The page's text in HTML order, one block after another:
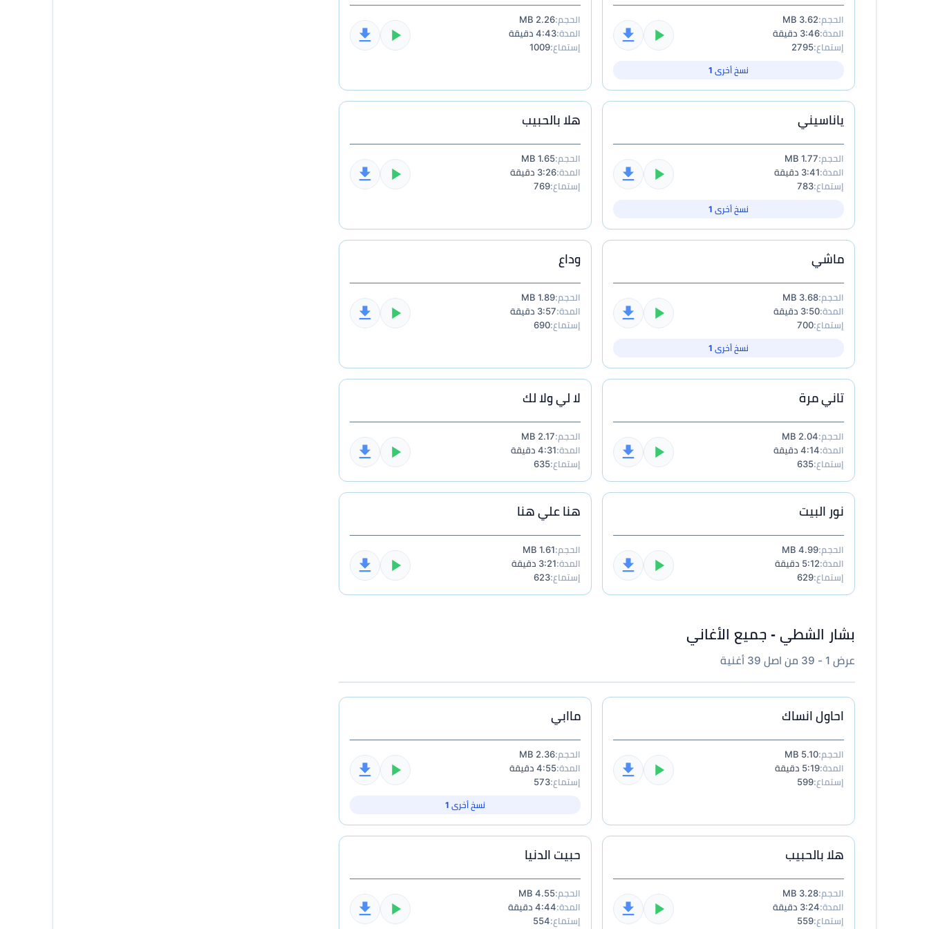
الحجم:3.62 MB
المدة:3:46 دقيقة
إستماع:2795
نسخ أخرى 1
الحجم:2.26 MB
المدة:4:43 دقيقة
إستماع:1009
ياناسيني
الحجم:1.77 MB
المدة:3:41 دقيقة
إستماع:783
نسخ أخرى 1
هلا بالحبيب
الحجم:1.65 MB
المدة:3:26 دقيقة
إستماع:769
ماشي
الحجم:3.68 MB
المدة:3:50 دقيقة
إستماع:700
نسخ أخرى 1
وداع
الحجم:1.89 MB
المدة:3:57 دقيقة
إستماع:690
تاني مرة
الحجم:2.04 MB
المدة:4:14 دقيقة
إستماع:635
لا لي ولا لك
الحجم:2.17 MB
المدة:4:31 دقيقة
إستماع:635
نور البيت
الحجم:4.99 MB
المدة:5:12 دقيقة
إستماع:629
هنا علي هنا
الحجم:1.61 MB
المدة:3:21 دقيقة
إستماع:623
بشار الشطي - جميع الأغاني
عرض 1 - 39 من اصل 39 أغنية
احاول انساك
الحجم:5.10 MB
المدة:5:19 دقيقة
إستماع:599
ماابي
الحجم:2.36 MB
المدة:4:55 دقيقة
إستماع:573
نسخ أخرى 1
هلا بالحبيب
الحجم:3.28 MB
المدة:3:24 دقيقة
إستماع:559
حبيت الدنيا
الحجم:4.55 MB
المدة:4:44 دقيقة
إستماع:554